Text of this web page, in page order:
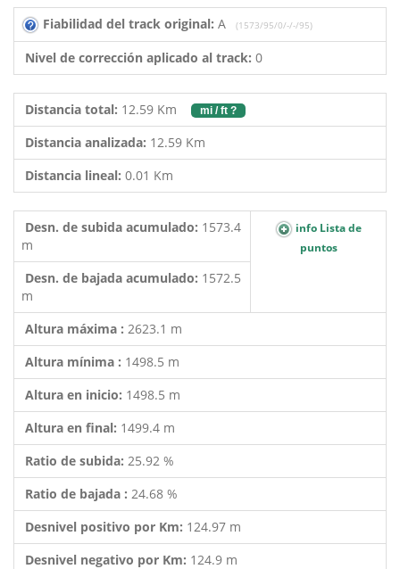
Fiabilidad del track original: A (1573/95/0/-/-/95)
Nivel de corrección aplicado al track: 0
Distancia total: 12.59 Km mi / ft ?
Distancia analizada: 12.59 Km
Distancia lineal: 0.01 Km
Desn. de subida acumulado: 1573.4
m
info Lista de
puntos
Desn. de bajada acumulado: 1572.5
m
Altura máxima : 2623.1 m
Altura mínima : 1498.5 m
Altura en inicio: 1498.5 m
Altura en final: 1499.4 m
Ratio de subida: 25.92 %
Ratio de bajada : 24.68 %
Desnivel positivo por Km: 124.97 m
Desnivel negativo por Km: 124.9 m